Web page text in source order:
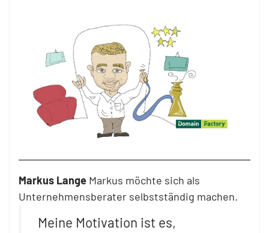
Markus Lange Markus möchte sich als
Unternehmensberater selbstständig machen.
Meine Motivation ist es,